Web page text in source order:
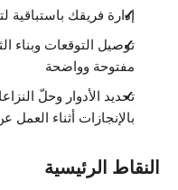
إدارة فريقك باستباقية
توصيل التوقعات وبناء
مفتوحة وواضحة
تحديد الأدوار وحلّ
بالإنجازات أثناء العمل
النقاط الرئيسية